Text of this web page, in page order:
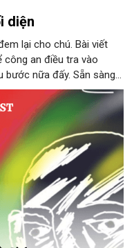
diện
lại cho chú. Bài viết
công an điều tra vào
bước nữa đấy. Sẵn sàng
viết đưa lại cho Thy. Cô
bài phóng sự của mình